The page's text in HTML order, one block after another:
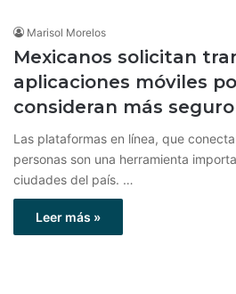
Marisol Morelos
Mexicanos solicitan
aplicaciones móviles
consideran más seguro
Las plataformas en línea, que
personas son una herramienta
ciudades del país. …
Leer más »